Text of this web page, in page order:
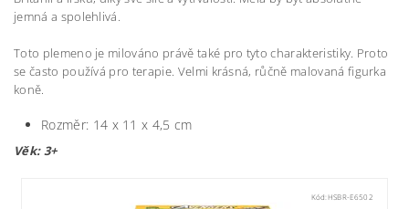
jemná a spolehlivá.
Toto plemeno je milováno právě také pro tyto charakteristiky. Proto
se často používá pro terapie. Velmi krásná, růčně malovaná figurka
koně.
Rozměr: 14 x 11 x 4,5 cm
Věk: 3+
Kód: HSBR-E6502